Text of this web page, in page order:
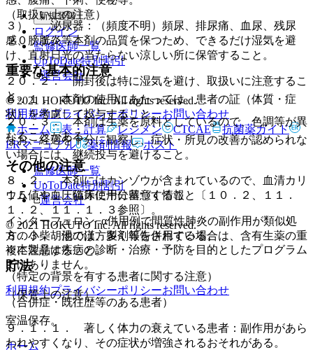
（取扱い上の注意）
２０．１． 本剤の品質を保つため、できるだけ湿気を避
け、直射日光の当たらない涼しい所に保管すること。
２０．２． 開封後は特に湿気を避け、取扱いに注意するこ
と。
２０．３． 本剤は生薬を原料としているので、色調等が異
なることがある。
その他の注意
１５．１． 臨床使用に基づく情報
インターフェロン−α併用例で間質性肺炎の副作用が類似処
方の小柴胡湯では、多く報告されている。
貯法
（保管上の注意）
室温保存。
ホーム
３）． 泌尿器：（頻度不明）頻尿、排尿痛、血尿、残尿
感、膀胱炎等。
重要な基本的注意
８．１． 本剤の使用にあたっては、患者の証（体質・症
状）を考慮して投与すること。
なお、経過を十分に観察し、症状・所見の改善が認められな
い場合には、継続投与を避けること。
８．２． 本剤にはカンゾウが含まれているので、血清カリ
ウム値や血圧値等に十分留意すること〔１０．２、１１．
１．２、１１．１．３参照〕。
８．３． 他の漢方製剤等を併用する場合は、含有生薬の重
複に注意すること。
（特定の背景を有する患者に関する注意）
（合併症・既往歴等のある患者）
９．１．１． 著しく体力の衰えている患者：副作用があら
われやすくなり、その症状が増強されるおそれがある。
新規登録
ログイン
監修医師一覧
UpToDate特別割引
運営会社
© 2021 HOKUTO Inc. All rights reserved.
利用規約プライバシーポリシーお問い合わせ
ホーム
表・計算 レジメン CTCAE
抗菌薬ガイド
ERマニュアル
薬剤情報 ポスト
監修医師一覧
UpToDate特別割引
運営会社
© 2021 HOKUTO Inc. All rights reserved.
※本製品は疾病の診断・治療・予防を目的としたプログラム
ではありません。
利用規約プライバシーポリシーお問い合わせ